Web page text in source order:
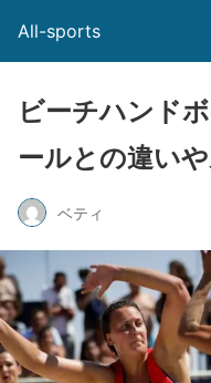
All-sports
ビーチハンド
ールとの違い
ベティ